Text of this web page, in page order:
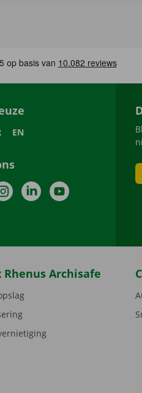
EN
InstagramLinkedInYouTube
Rhenus Archisafe